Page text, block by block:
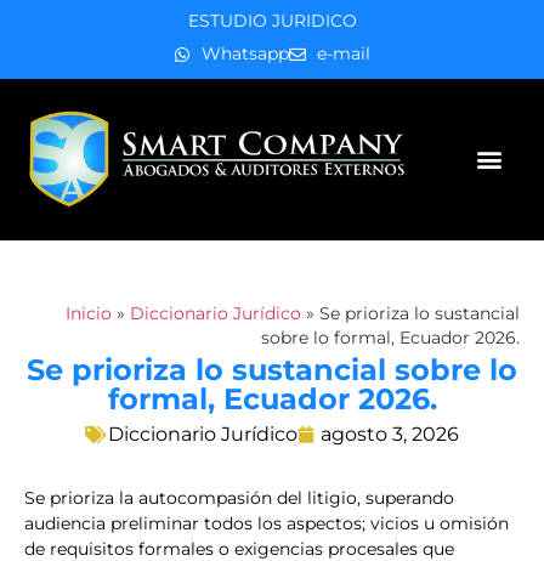
ESTUDIO JURIDICO
Whatsapp
e-mail
Inicio » Diccionario Jurídico » Se prioriza lo sustancial
sobre lo formal, Ecuador 2026.
Se prioriza lo sustancial sobre lo
formal, Ecuador 2026.
Diccionario Jurídico agosto 3, 2026
Se prioriza la autocompasión del litigio, superando
audiencia preliminar todos los aspectos; vicios u omisión
de requisitos formales o exigencias procesales que